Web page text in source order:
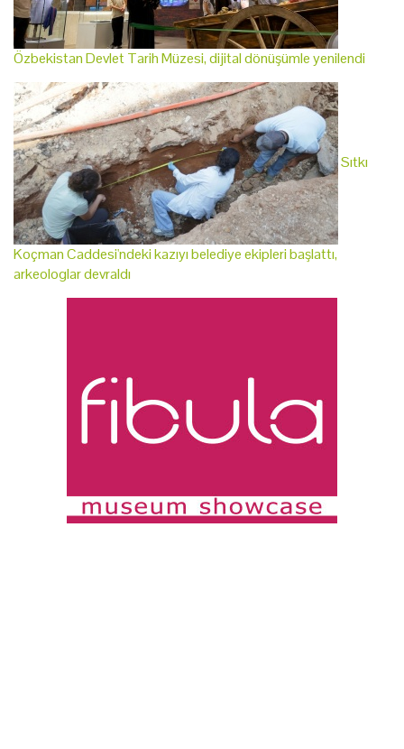
Özbekistan Devlet Tarih Müzesi, dijital dönüşümle yenilendi
Sıtkı
Koçman Caddesi'ndeki kazıyı belediye ekipleri başlattı,
arkeologlar devraldı